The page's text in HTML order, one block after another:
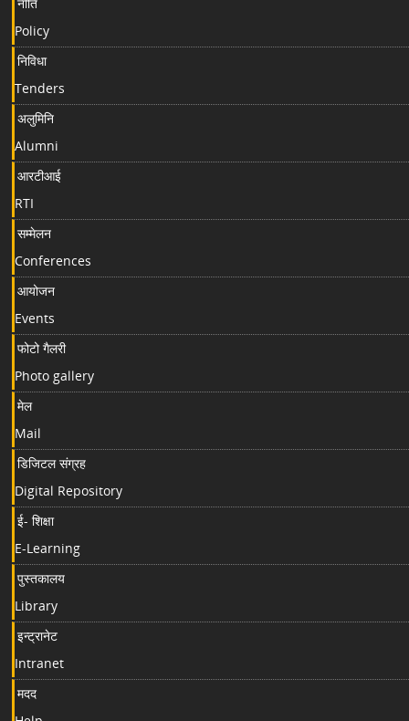
Policy
निविधा
Tenders
अलुमिनि
Alumni
आरटीआई
RTI
सम्मेलन
Conferences
आयोजन
Events
फोटो गैलरी
Photo gallery
मेल
Mail
डिजिटल संग्रह
Digital Repository
ई- शिक्षा
E-Learning
पुस्तकालय
Library
इन्ट्रानेट
Intranet
मदद